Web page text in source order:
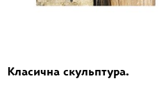
Класична скульптура.